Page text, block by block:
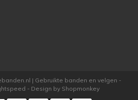
| Gebruikte banden en velgen -
- Design by Shopmonkey